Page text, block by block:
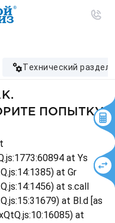
технический раздел
ПОПЫТКУ
at Ys
at Gr
at s.call
at Bl.d [as
at